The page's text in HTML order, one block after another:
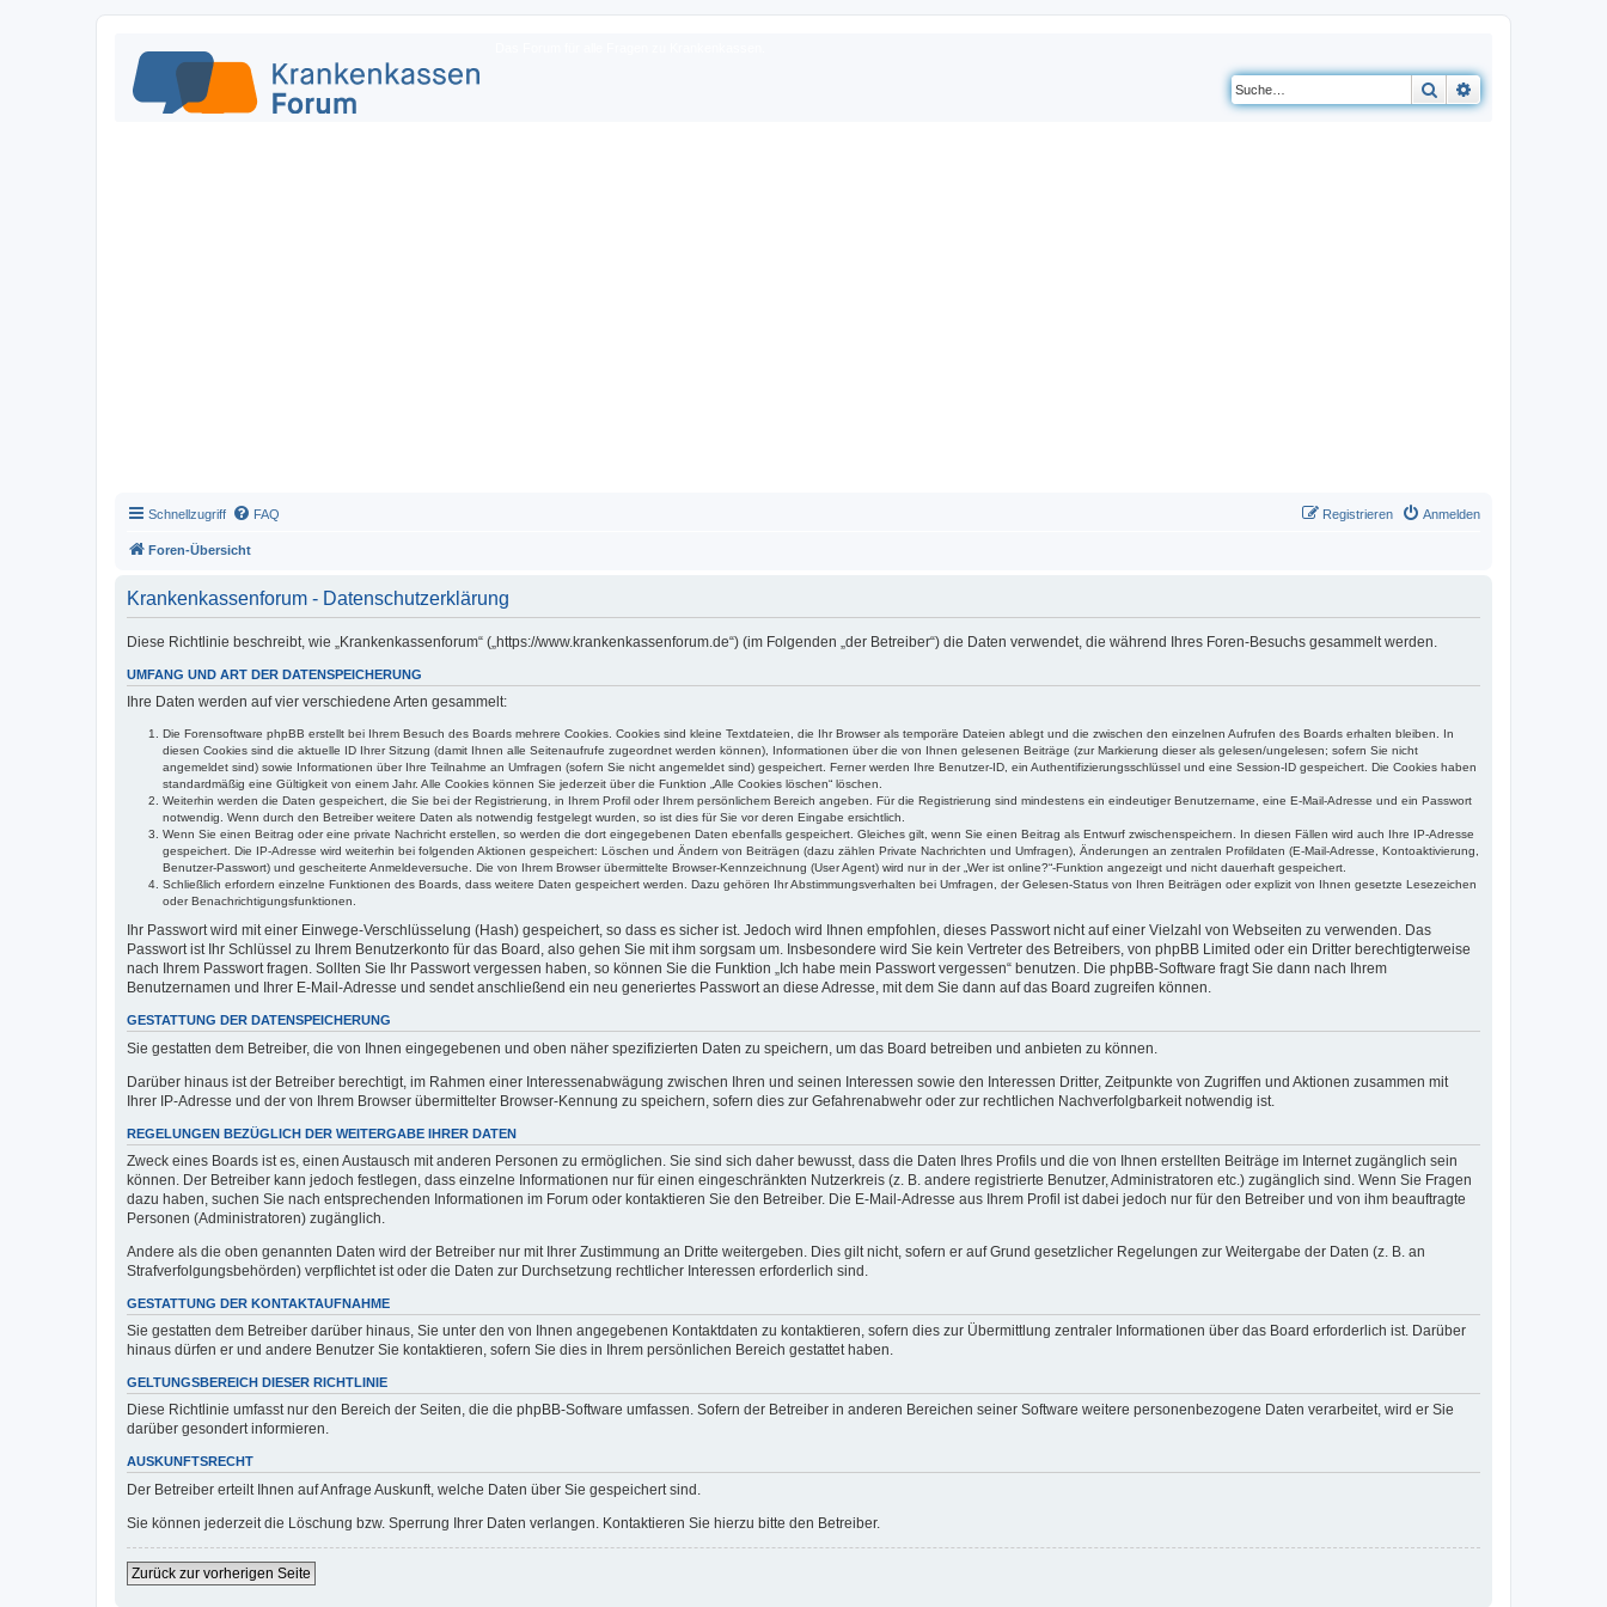
Suche
Schnellzugriff FAQ Anmelden
Registrieren
Foren-Übersicht
Krankenkassenforum - Datenschutzerklärung
Diese Richtlinie beschreibt, wie „Krankenkassenforum“ („https://www.krankenkassenforum.de“) (im Folgenden „der Betreiber“) die Daten verwendet, die während Ihres Foren-Besuchs gesammelt werden.
UMFANG UND ART DER DATENSPEICHERUNG
Ihre Daten werden auf vier verschiedene Arten gesammelt:
Die Forensoftware phpBB erstellt bei Ihrem Besuch des Boards mehrere Cookies. Cookies sind kleine Textdateien, die Ihr Browser als temporäre Dateien ablegt und die zwischen den einzelnen Aufrufen des Boards erhalten bleiben. In
diesen Cookies sind die aktuelle ID Ihrer Sitzung (damit Ihnen alle Seitenaufrufe zugeordnet werden können), Informationen über die von Ihnen gelesenen Beiträge (zur Markierung dieser als gelesen/ungelesen; sofern Sie nicht
angemeldet sind) sowie Informationen über Ihre Teilnahme an Umfragen (sofern Sie nicht angemeldet sind) gespeichert. Ferner werden Ihre Benutzer-ID, ein Authentifizierungsschlüssel und eine Session-ID gespeichert. Die Cookies haben
standardmäßig eine Gültigkeit von einem Jahr. Alle Cookies können Sie jederzeit über die Funktion „Alle Cookies löschen“ löschen.
Weiterhin werden die Daten gespeichert, die Sie bei der Registrierung, in Ihrem Profil oder Ihrem persönlichem Bereich angeben. Für die Registrierung sind mindestens ein eindeutiger Benutzername, eine E-Mail-Adresse und ein Passwort
notwendig. Wenn durch den Betreiber weitere Daten als notwendig festgelegt wurden, so ist dies für Sie vor deren Eingabe ersichtlich.
Wenn Sie einen Beitrag oder eine private Nachricht erstellen, so werden die dort eingegebenen Daten ebenfalls gespeichert. Gleiches gilt, wenn Sie einen Beitrag als Entwurf zwischenspeichern. In diesen Fällen wird auch Ihre IP-Adresse
gespeichert. Die IP-Adresse wird weiterhin bei folgenden Aktionen gespeichert: Löschen und Ändern von Beiträgen (dazu zählen Private Nachrichten und Umfragen), Änderungen an zentralen Profildaten (E-Mail-Adresse, Kontoaktivierung,
Benutzer-Passwort) und gescheiterte Anmeldeversuche. Die von Ihrem Browser übermittelte Browser-Kennzeichnung (User Agent) wird nur in der „Wer ist online?“-Funktion angezeigt und nicht dauerhaft gespeichert.
Schließlich erfordern einzelne Funktionen des Boards, dass weitere Daten gespeichert werden. Dazu gehören Ihr Abstimmungsverhalten bei Umfragen, der Gelesen-Status von Ihren Beiträgen oder explizit von Ihnen gesetzte Lesezeichen
oder Benachrichtigungsfunktionen.
Ihr Passwort wird mit einer Einwege-Verschlüsselung (Hash) gespeichert, so dass es sicher ist. Jedoch wird Ihnen empfohlen, dieses Passwort nicht auf einer Vielzahl von Webseiten zu verwenden. Das
Passwort ist Ihr Schlüssel zu Ihrem Benutzerkonto für das Board, also gehen Sie mit ihm sorgsam um. Insbesondere wird Sie kein Vertreter des Betreibers, von phpBB Limited oder ein Dritter berechtigterweise
nach Ihrem Passwort fragen. Sollten Sie Ihr Passwort vergessen haben, so können Sie die Funktion „Ich habe mein Passwort vergessen“ benutzen. Die phpBB-Software fragt Sie dann nach Ihrem
Benutzernamen und Ihrer E-Mail-Adresse und sendet anschließend ein neu generiertes Passwort an diese Adresse, mit dem Sie dann auf das Board zugreifen können.
GESTATTUNG DER DATENSPEICHERUNG
Sie gestatten dem Betreiber, die von Ihnen eingegebenen und oben näher spezifizierten Daten zu speichern, um das Board betreiben und anbieten zu können.
Darüber hinaus ist der Betreiber berechtigt, im Rahmen einer Interessenabwägung zwischen Ihren und seinen Interessen sowie den Interessen Dritter, Zeitpunkte von Zugriffen und Aktionen zusammen mit
Ihrer IP-Adresse und der von Ihrem Browser übermittelter Browser-Kennung zu speichern, sofern dies zur Gefahrenabwehr oder zur rechtlichen Nachverfolgbarkeit notwendig ist.
REGELUNGEN BEZÜGLICH DER WEITERGABE IHRER DATEN
Zweck eines Boards ist es, einen Austausch mit anderen Personen zu ermöglichen. Sie sind sich daher bewusst, dass die Daten Ihres Profils und die von Ihnen erstellten Beiträge im Internet zugänglich sein
können. Der Betreiber kann jedoch festlegen, dass einzelne Informationen nur für einen eingeschränkten Nutzerkreis (z. B. andere registrierte Benutzer, Administratoren etc.) zugänglich sind. Wenn Sie Fragen
dazu haben, suchen Sie nach entsprechenden Informationen im Forum oder kontaktieren Sie den Betreiber. Die E-Mail-Adresse aus Ihrem Profil ist dabei jedoch nur für den Betreiber und von ihm beauftragte
Personen (Administratoren) zugänglich.
Andere als die oben genannten Daten wird der Betreiber nur mit Ihrer Zustimmung an Dritte weitergeben. Dies gilt nicht, sofern er auf Grund gesetzlicher Regelungen zur Weitergabe der Daten (z. B. an
Strafverfolgungsbehörden) verpflichtet ist oder die Daten zur Durchsetzung rechtlicher Interessen erforderlich sind.
GESTATTUNG DER KONTAKTAUFNAHME
Sie gestatten dem Betreiber darüber hinaus, Sie unter den von Ihnen angegebenen Kontaktdaten zu kontaktieren, sofern dies zur Übermittlung zentraler Informationen über das Board erforderlich ist. Darüber
hinaus dürfen er und andere Benutzer Sie kontaktieren, sofern Sie dies in Ihrem persönlichen Bereich gestattet haben.
GELTUNGSBEREICH DIESER RICHTLINIE
Diese Richtlinie umfasst nur den Bereich der Seiten, die die phpBB-Software umfassen. Sofern der Betreiber in anderen Bereichen seiner Software weitere personenbezogene Daten verarbeitet, wird er Sie
darüber gesondert informieren.
AUSKUNFTSRECHT
Der Betreiber erteilt Ihnen auf Anfrage Auskunft, welche Daten über Sie gespeichert sind.
Sie können jederzeit die Löschung bzw. Sperrung Ihrer Daten verlangen. Kontaktieren Sie hierzu bitte den Betreiber.
Zurück zur vorherigen Seite